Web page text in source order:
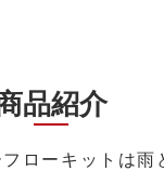
品紹介
ローキットは雨